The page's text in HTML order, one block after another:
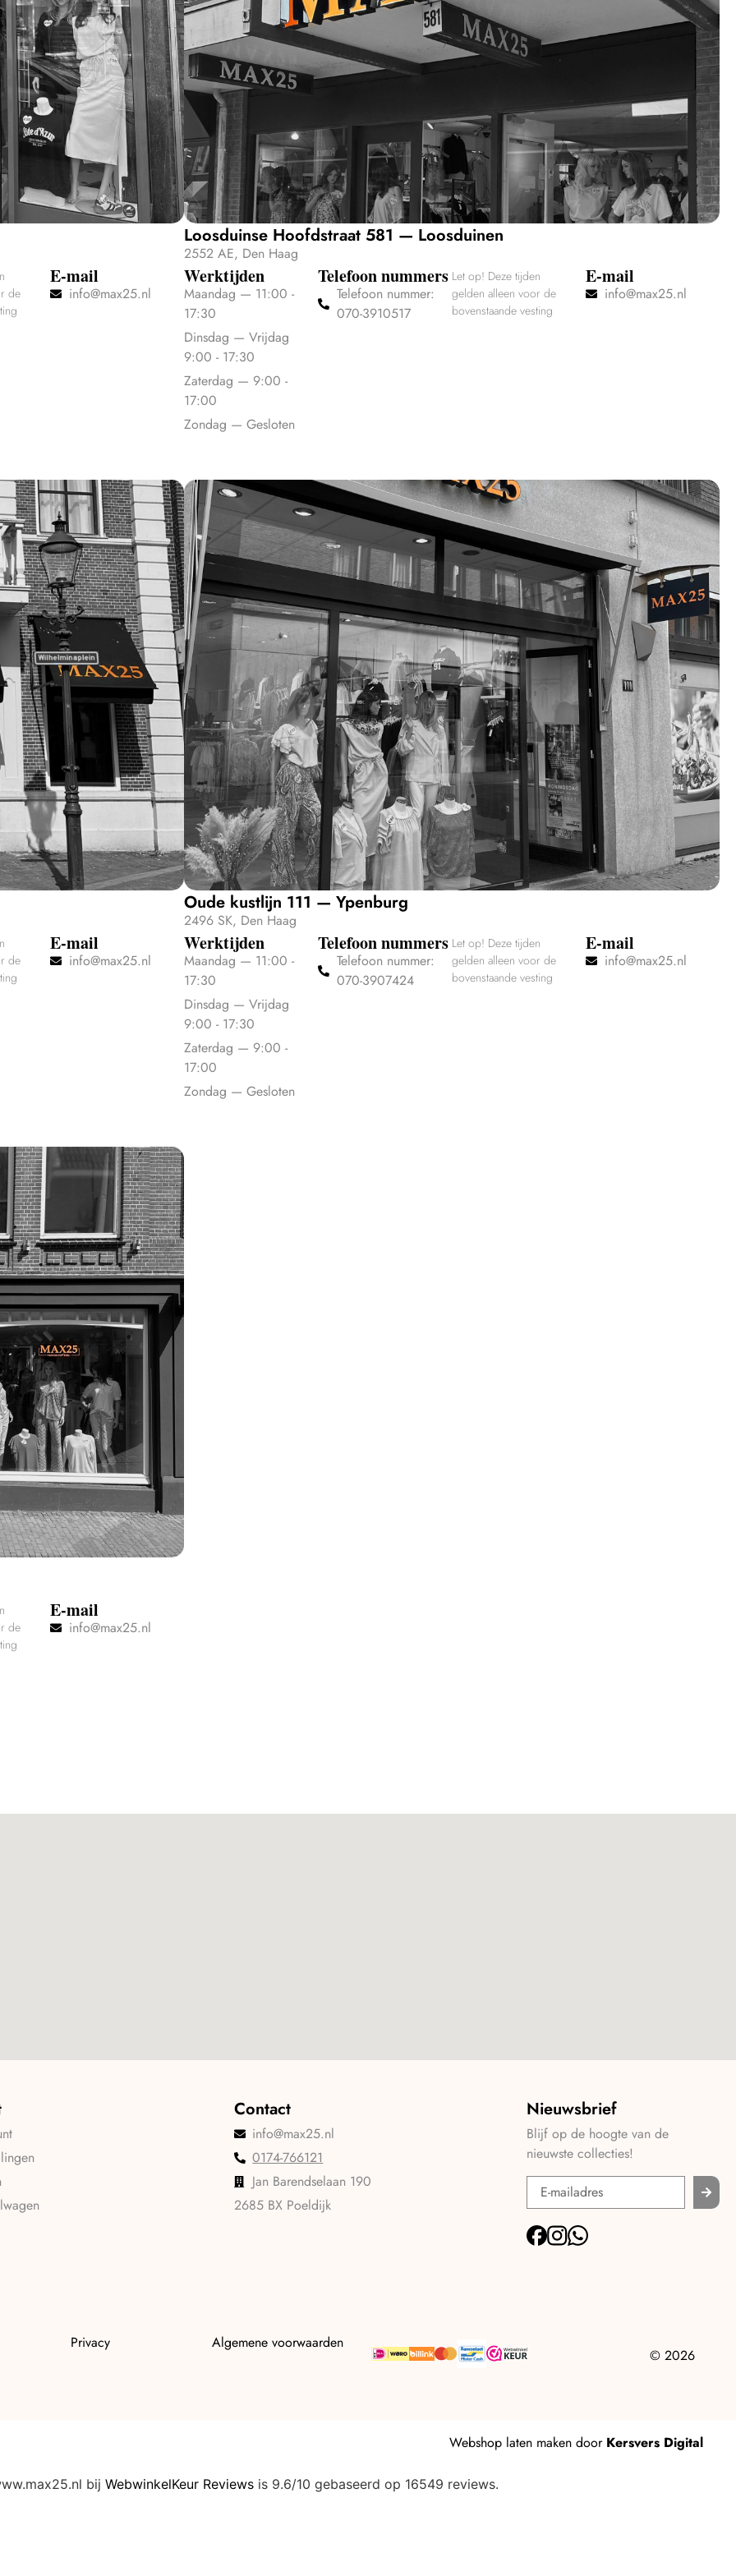
de
E-mail
info@max25.nl
Loosduinse Hoofdstraat 581 — Loosduinen
2552 AE, Den Haag
Werktijden
Maandag — 11:00 -
17:30
Dinsdag — Vrijdag
9:00 - 17:30
Zaterdag — 9:00 -
17:00
Zondag — Gesloten
Telefoon nummers
Telefoon nummer:
070-3910517
Let op! Deze tijden
gelden alleen voor de
bovenstaande vesting
E-mail
info@max25.nl
de
E-mail
info@max25.nl
Oude kustlijn 111 — Ypenburg
2496 SK, Den Haag
Werktijden
Maandag — 11:00 -
17:30
Dinsdag — Vrijdag
9:00 - 17:30
Zaterdag — 9:00 -
17:00
Zondag — Gesloten
Telefoon nummers
Telefoon nummer:
070-3907424
Let op! Deze tijden
gelden alleen voor de
bovenstaande vesting
E-mail
info@max25.nl
de
E-mail
info@max25.nl
Contact
info@max25.nl
0174-766121
Jan Barendselaan 190
2685 BX Poeldijk
Nieuwsbrief
Blijf op de hoogte van de
nieuwste collecties!
Privacy Algemene voorwaarden
© 2026
Webshop laten maken door Kersvers Digital
bij WebwinkelKeur Reviews is 9.6/10 gebaseerd op 16549 reviews.